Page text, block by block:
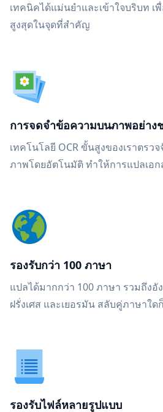
เทคนิคได้แม่นยำและเข้าใจบริบท เ
สูงสุดในจุดที่สำคัญ
การจดจำข้อความบนภาพอย่าง
เทคโนโลยี OCR ขั้นสูงของเราตร
ภาพโดยอัตโนมัติ ทำให้การแปลเอก
รองรับกว่า 100 ภาษา
แปลได้มากกว่า 100 ภาษา รวมถึง
ฝรั่งเศส และเยอรมัน สลับคู่ภาษาใด
รองรับไฟล์หลายรูปแบบ